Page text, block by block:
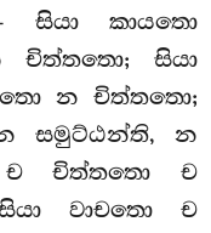
සියා කායතො
සියා
න චිත්තතො;
සමුට්ඨන්ති, න
ච චිත්තතො ච
වාචතො ච